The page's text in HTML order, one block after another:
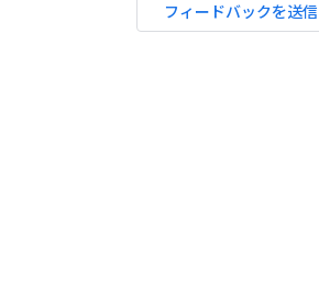
フィードバックを送信